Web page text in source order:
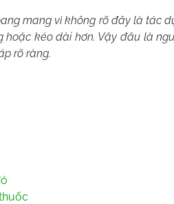
mang vì không rõ đây là tác
hoặc kéo dài hơn. Vậy đâu là
rõ ràng.